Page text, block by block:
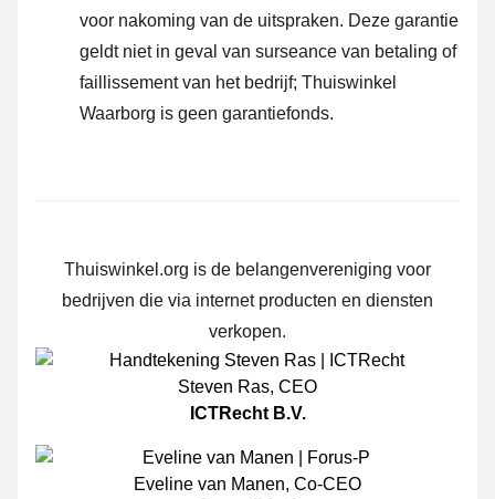
voor nakoming van de uitspraken. Deze garantie
geldt niet in geval van surseance van betaling of
faillissement van het bedrijf; Thuiswinkel
Waarborg is geen garantiefonds.
Thuiswinkel.org is de belangenvereniging voor
bedrijven die via internet producten en diensten
verkopen.
Steven Ras, CEO
ICTRecht B.V.
Eveline van Manen, Co-CEO